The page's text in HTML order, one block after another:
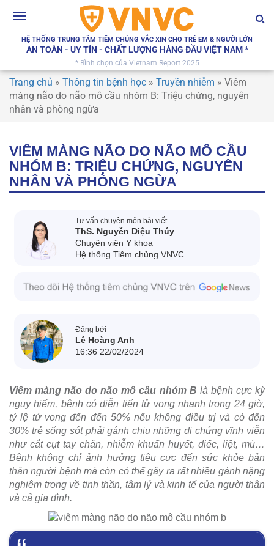
Toggle
HỆ THỐNG TRUNG TÂM TIÊM CHỦNG VẮC XIN CHO TRẺ EM & NGƯỜI LỚN
AN TOÀN - UY TÍN - CHẤT LƯỢNG HÀNG ĐẦU VIỆT NAM *
* Bình chọn của Vietnam Report 2025
Trang chủ » Thông tin bệnh học » Truyền nhiễm » Viêm
màng não do não mô cầu nhóm B: Triệu chứng, nguyên
nhân và phòng ngừa
VIÊM MÀNG NÃO DO NÃO MÔ CẦU
NHÓM B: TRIỆU CHỨNG, NGUYÊN
NHÂN VÀ PHÒNG NGỪA
Tư vấn chuyên môn bài viết
ThS. Nguyễn Diệu Thúy
Chuyên viên Y khoa
Hệ thống Tiêm chủng VNVC
Đăng bởi
Lê Hoàng Anh
16:36 22/02/2024
Viêm màng não do não mô cầu nhóm B là bệnh cực kỳ
nguy hiểm, bệnh có diễn tiến tử vong nhanh trong 24 giờ,
tỷ lệ tử vong đến đến 50% nếu không điều trị và có đến
30% trẻ sống sót phải gánh chịu những di chứng vĩnh viễn
như cắt cụt tay chân, nhiễm khuẩn huyết, điếc, liệt, mù…
Bệnh không chỉ ảnh hưởng tiêu cực đến sức khỏe bản
thân người bệnh mà còn có thể gây ra rất nhiều gánh nặng
nghiêm trọng về tinh thần, tâm lý và kinh tế của người thân
và cả gia đình.